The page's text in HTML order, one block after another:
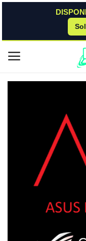
Meniu principal
Categorii
Listă de dorințe
Autentificare
Protecție locală